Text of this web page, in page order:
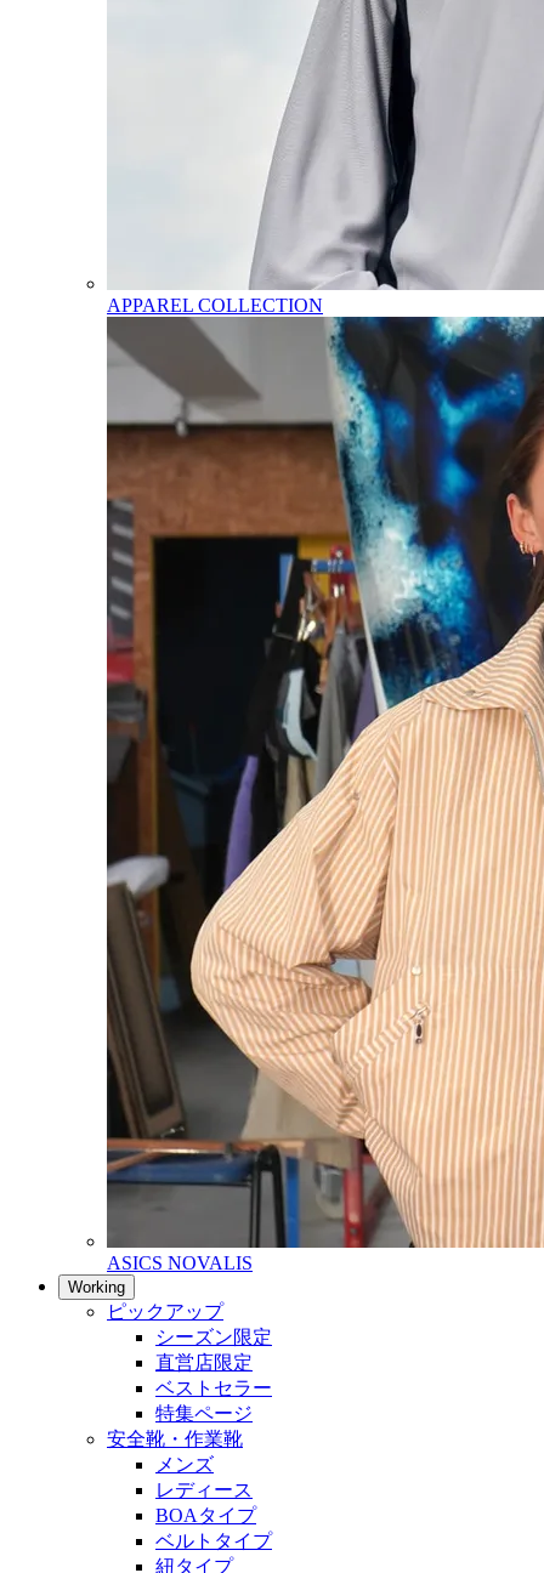
APPAREL COLLECTION
ASICS NOVALIS
Working
ピックアップ
シーズン限定
直営店限定
ベストセラー
特集ページ
安全靴・作業靴
メンズ
レディース
BOAタイプ
ベルトタイプ
紐タイプ